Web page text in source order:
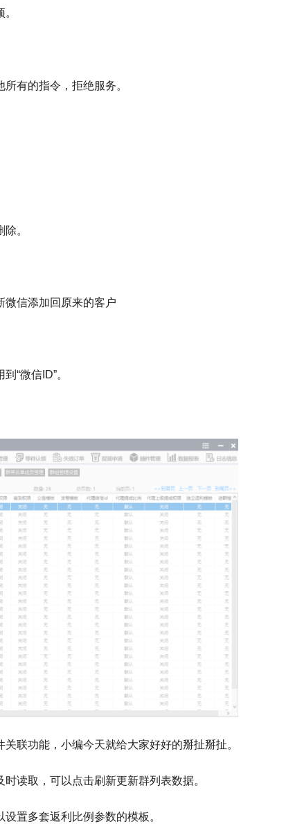
有的指令，拒绝服务。
。
微信添加回原来的客户
“微信ID”。
联功能，小编今天就给大家好好的掰扯掰扯。
读取，可以点击刷新更新群列表数据。
置多套返利比例参数的模板。